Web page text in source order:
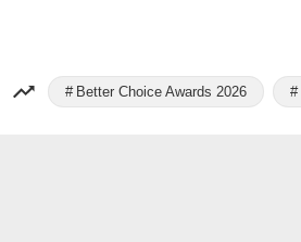
Better Choice Awards 2026